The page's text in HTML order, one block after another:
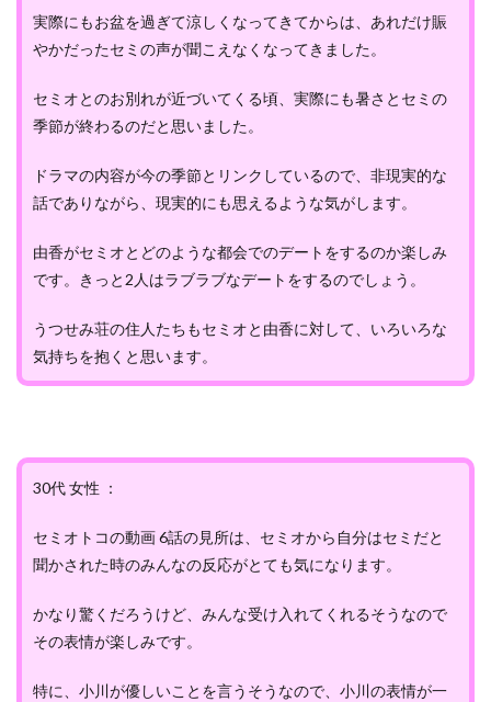
実際にもお盆を過ぎて涼しくなってきてからは、あれだけ賑
やかだったセミの声が聞こえなくなってきました。
セミオとのお別れが近づいてくる頃、実際にも暑さとセミの
季節が終わるのだと思いました。
ドラマの内容が今の季節とリンクしているので、非現実的な
話でありながら、現実的にも思えるような気がします。
由香がセミオとどのような都会でのデートをするのか楽しみ
です。きっと2人はラブラブなデートをするのでしょう。
うつせみ荘の住人たちもセミオと由香に対して、いろいろな
気持ちを抱くと思います。
30代 女性 ：
セミオトコの動画 6話の見所は、セミオから自分はセミだと
聞かされた時のみんなの反応がとても気になります。
かなり驚くだろうけど、みんな受け入れてくれるそうなので
その表情が楽しみです。
特に、小川が優しいことを言うそうなので、小川の表情が一